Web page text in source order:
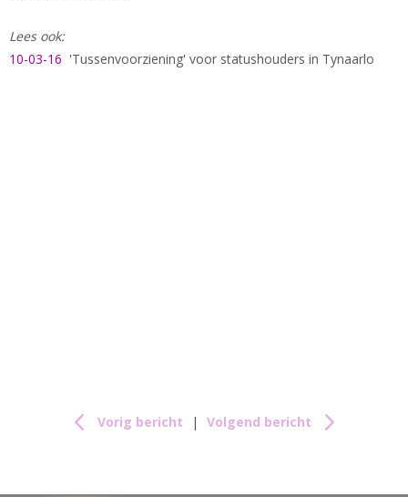
Lees ook:
10-03-16 'Tussenvoorziening' voor statushouders in Tynaarlo
Vorig bericht | Volgend bericht